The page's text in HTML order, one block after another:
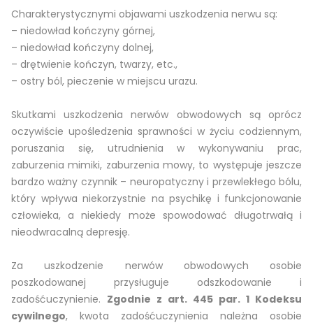
Charakterystycznymi objawami uszkodzenia nerwu są:
– niedowład kończyny górnej,
– niedowład kończyny dolnej,
– drętwienie kończyn, twarzy, etc.,
– ostry ból, pieczenie w miejscu urazu.
Skutkami uszkodzenia nerwów obwodowych są oprócz
oczywiście upośledzenia sprawności w życiu codziennym,
poruszania się, utrudnienia w wykonywaniu prac,
zaburzenia mimiki, zaburzenia mowy, to występuje jeszcze
bardzo ważny czynnik – neuropatyczny i przewlekłego bólu,
który wpływa niekorzystnie na psychikę i funkcjonowanie
człowieka, a niekiedy może spowodować długotrwałą i
nieodwracalną depresję.
Za uszkodzenie nerwów obwodowych osobie
poszkodowanej przysługuje odszkodowanie i
zadośćuczynienie. Zgodnie z art. 445 par. 1 Kodeksu
cywilnego, kwota zadośćuczynienia należna osobie